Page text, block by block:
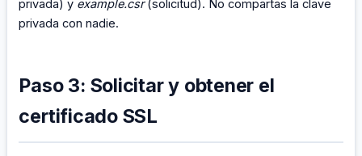
privada) y example.csr(solicitud). No compartas la clave
privada con nadie.
Paso 3: Solicitar y obtener el
certificado SSL